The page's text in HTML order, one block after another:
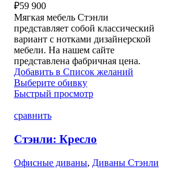
₽59 900
Мягкая мебель Стэнли
представляет собой классический
вариант с нотками дизайнерской
мебели. На нашем сайте
представлена фабричная цена.
Добавить в Список желаний
Выберите обивку
Быстрый просмотр
сравнить
Стэнли: Кресло
Офисные диваны, Диваны Стэнли